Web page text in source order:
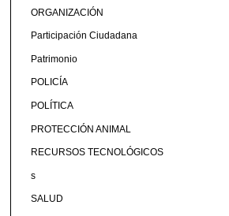
ORGANIZACIÓN
Participación Ciudadana
Patrimonio
POLICÍA
POLÍTICA
PROTECCIÓN ANIMAL
RECURSOS TECNOLÓGICOS
s
SALUD